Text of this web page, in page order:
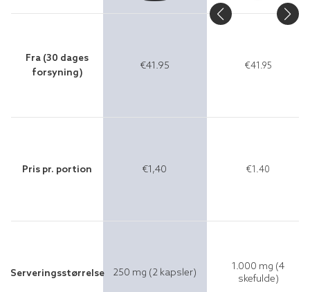
Fra (30 dages
forsyning)
Pris pr. portion
Serveringsstørrelse
€41.95
€1,40
250 mg (2 kapsler)
€41.95
€1.40
1.000 mg (4
skefulde)